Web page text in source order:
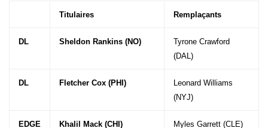
Titulaires Remplaçants
DL Sheldon Rankins (NO)
Tyrone Crawford
(DAL)
DL Fletcher Cox (PHI)
Leonard Williams
(NYJ)
EDGE Khalil Mack (CHI) Myles Garrett (CLE)